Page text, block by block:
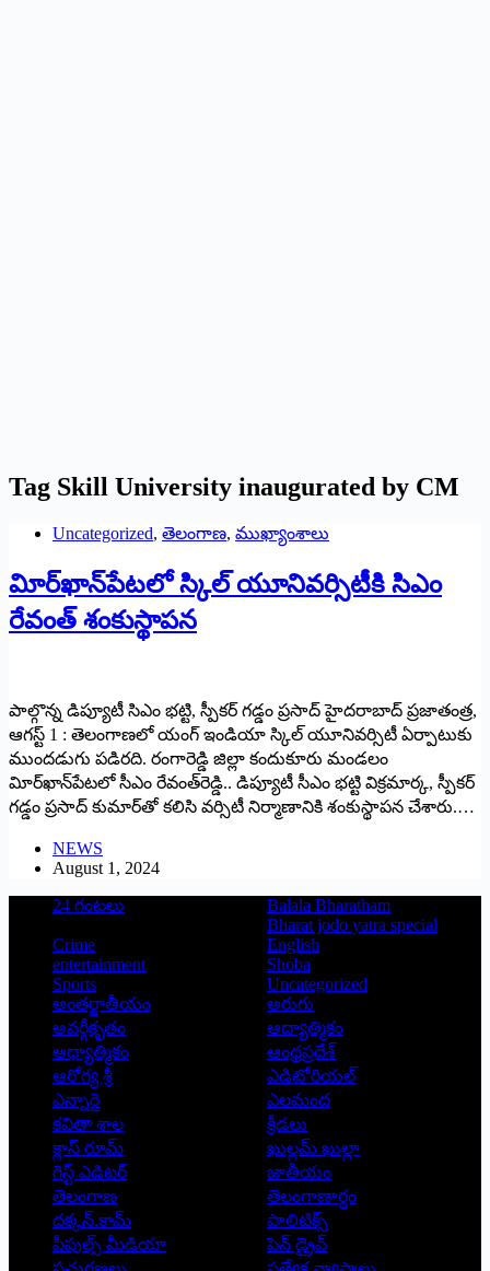
Tag Skill University inaugurated by CM
Uncategorized, తెలంగాణ, ముఖ్యాంశాలు
విూర్‌ఖాన్‌పేటలో స్కిల్‌ యూనివర్సిటీకి సిఎం
రేవంత్‌ శంకుస్థాపన
పాల్గొన్న డిప్యూటీ సిఎం భట్టి, స్పీకర్‌ గడ్డం ప్రసాద్‌ హైదరాబాద్‌ ప్రజాతంత్ర,
ఆగస్ట్‌ 1 : తెలంగాణలో యంగ్‌ ఇండియా స్కిల్‌ యూనివర్సిటీ ఏర్పాటుకు
ముందడుగు పడిరది. రంగారెడ్డి జిల్లా కందుకూరు మండలం
విూర్‌ఖాన్‌పేటలో సీఎం రేవంత్‌రెడ్డి.. డిప్యూటీ సీఎం భట్టి విక్రమార్క, స్పీకర్‌
గడ్డం ప్రసాద్‌ కుమార్‌తో కలిసి వర్సిటీ నిర్మాణానికి శంకుస్థాపన చేశారు.…
NEWS
August 1, 2024
24 గంటలు
Balala Bharatham
Bharat jodo yatra special
Crime
English
entertainment
Shoba
Sports
Uncategorized
అంతర్జాతీయం
అరుగు
అవర్గీకృతం
ఆద్యాత్మికం
ఆధ్యాత్మికం
ఆంధ్రప్రదేశ్
ఆరోగ్య శ్రీ
ఎడిటోరియల్
ఎన్నారై
ఎలమంద
కవితా శాల
క్రీడలు
క్లాస్ రూమ్
ఖుల్లమ్ ఖుల్లా
గెస్ట్ ఎడిటర్
జాతీయం
తెలంగాణ
తెలంగాణార్థం
దక్కన్.కామ్
పాలిటిక్స్
పీపుల్స్ ‌మీడియా
పెన్ డ్రైవ్